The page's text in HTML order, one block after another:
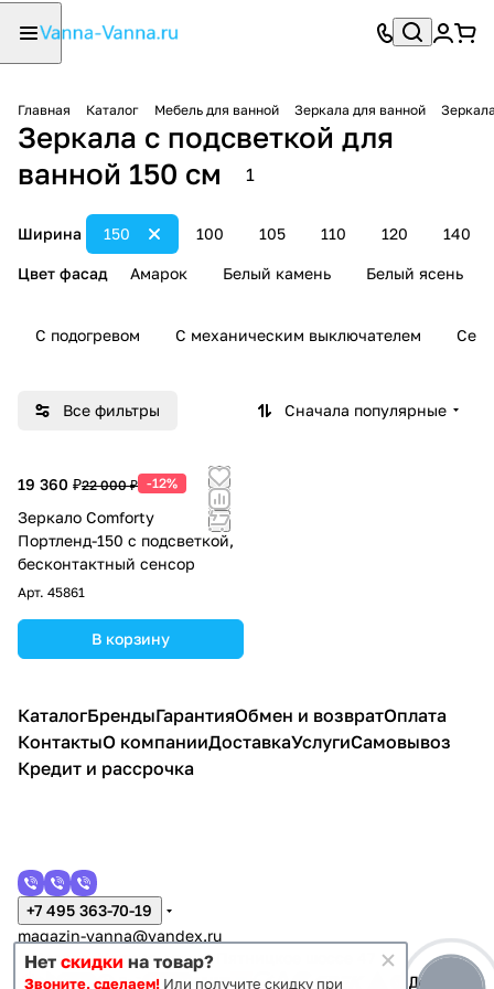
Главная Каталог Мебель для ванной Зеркала для ванной
Зеркала с подсветкой для
ванной 150 см
1
Ширина 100 105 110 120 140
150
Цвет фасад Амарок Белый камень Белый ясень
С подогревом С механическим выключателем
Все фильтры Сначала популярные
19 360 ₽22 000 ₽ -12%
Зеркало Comforty
Портленд-150 с подсветкой,
бесконтактный сенсор
Арт. 45861
В корзину
КаталогБрендыГарантияОбмен и возвратОплата
КонтактыО компанииДоставкаУслугиСамовывоз
Кредит и рассрочка
+7 495 363-70-19
magazin-vanna@yandex.ru
г. Москва, Митино, улица Пятницкое шоссе 47
Нет скидки на товар?
Звоните, сделаем! Или получите скидку при